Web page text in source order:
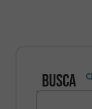
Busca